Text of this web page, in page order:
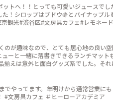
トへ！！とっても可愛いジュースでし
！シロップはブドウ🍇とパイナップル
借りして、１時間かけてお絵描きしました。 #東京観光#渋谷区#文房具カフ
が趣味なので、とても居心地の良い空
ーと一緒に落書きできるランチマット
えは意外と面白グッズ系でした。それ
。 写真はほうじ茶クレームブリュレ
とのコラボも結構しているみたいで
やってます。年明けから通常営業に
ェも平日は予約なくても待てばはいれるみたいでした！ #文房具カフェ ＃ヒーローアカデミア